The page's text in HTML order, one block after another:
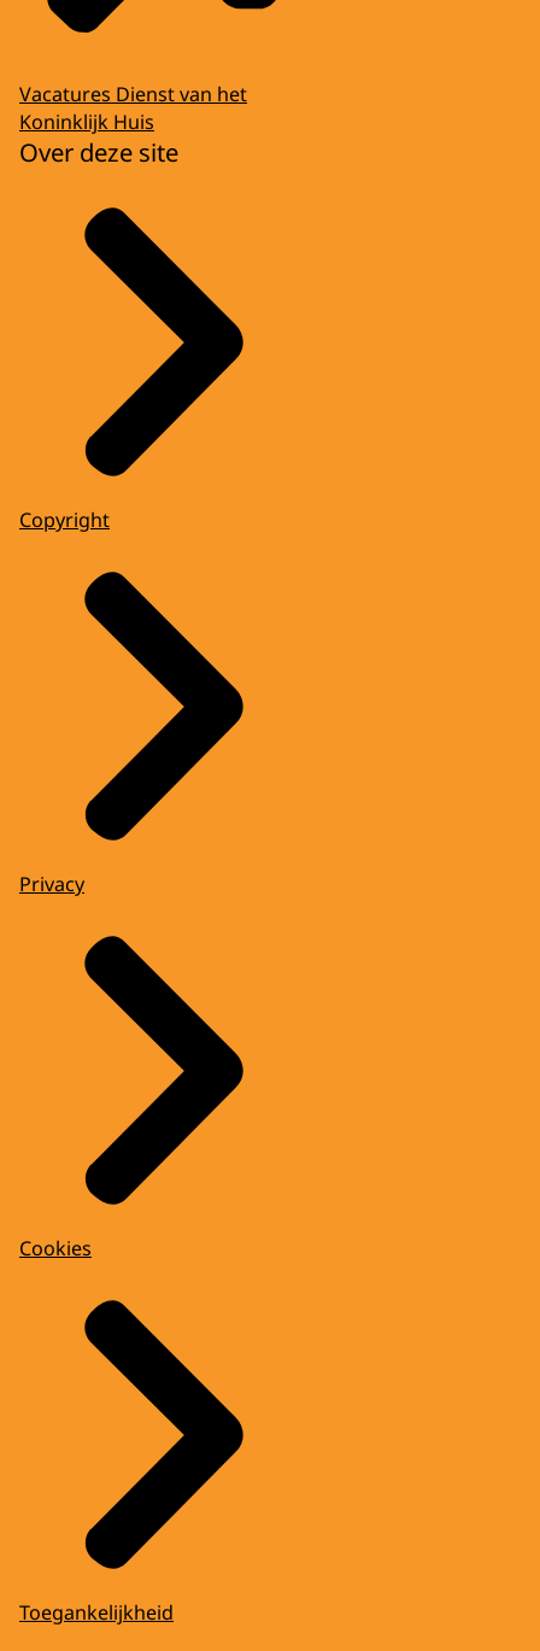
Vacatures Dienst van het
Koninklijk Huis
Over deze site
Copyright
Privacy
Cookies
Toegankelijkheid